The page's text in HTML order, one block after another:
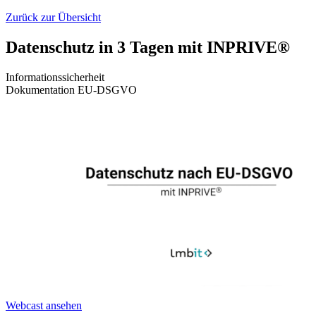
Zurück zur Übersicht
Datenschutz in 3 Tagen mit INPRIVE®
Informationssicherheit
Dokumentation EU-DSGVO
Webcast ansehen